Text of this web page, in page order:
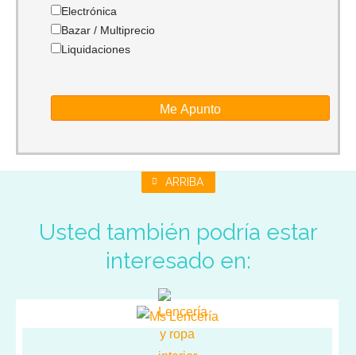
Electrónica
Bazar / Multiprecio
Liquidaciones
ARRIBA
Usted también podría estar
interesado en: